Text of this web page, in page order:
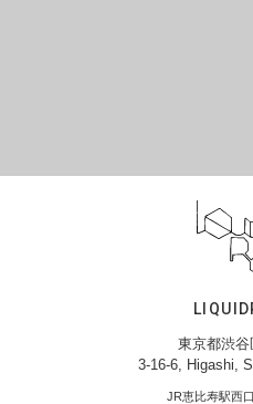
東京都渋谷
3-16-6, Higashi,
JR恵比寿駅西